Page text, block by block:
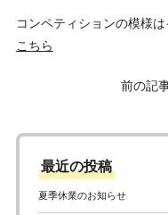
コンペティションの模様
こちら
前の記
最近の投稿
夏季休業のお知らせ